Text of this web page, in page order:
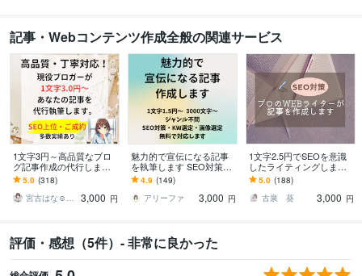
記事・Webコンテンツ作成全般の関連サービス
1文字3円～高品質なブロ
グ記事作成の代行します
現役ブロガーがあなたの
「書いてほしい」記事を
作成
5.0 (318)
宮古はな☺︎ブロガーでライター
3,000 円
魅力的で宣伝になる記事
を執筆します SEO対策・
WP入稿・画像選定無料・
ジャンル不問
4.9 (149)
アリーファ
3,000 円
1文字2.5円でSEOを意識
したライティングします
プロのWEBライターがSE
O対策済みの記事を作成し
ます
5.0 (188)
古泉 葵
3,000 円
評価・感想（5件）- 非常に良かった